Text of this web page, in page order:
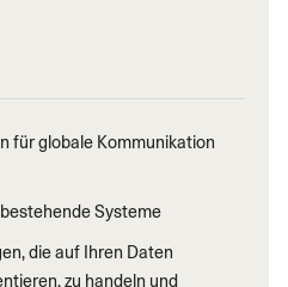
für globale Kommunikation
Systeme
die auf Ihren Daten
zu handeln und